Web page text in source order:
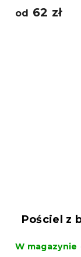
od 62 zł
Pościel z
W magazynie